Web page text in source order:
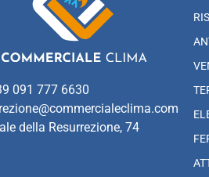
091 777 6630
della Resurrezione, 74